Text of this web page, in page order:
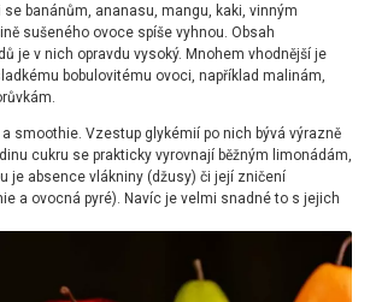
se banánům, ananasu, mangu, kaki, vinným
sušeného ovoce spíše vyhnou. Obsah
je v nich opravdu vysoký. Mnohem vhodnější je
bobulovitému ovoci, například malinám,
smoothie. Vzestup glykémií po nich bývá výrazně
cukru se prakticky vyrovnají běžným limonádám,
je absence vlákniny (džusy) či její zničení
a ovocná pyré). Navíc je velmi snadné to s jejich